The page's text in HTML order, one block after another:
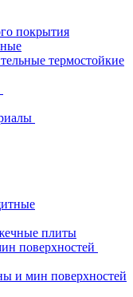
покрытия
термостойкие
плиты
поверхностей
и мин поверхностей